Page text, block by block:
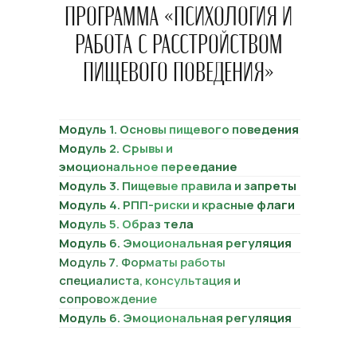
ПРОГРАММА «ПСИХОЛОГИЯ И
РАБОТА С РАССТРОЙСТВОМ
ПИЩЕВОГО ПОВЕДЕНИЯ»
Модуль 1. Основы пищевого поведения
Модуль 2. Срывы и
эмоциональное переедание
Модуль 3. Пищевые правила и запреты
Модуль 4. РПП-риски и красные флаги
Модуль 5. Образ тела
Модуль 6. Эмоциональная регуляция
Модуль 7. Форматы работы
специалиста, консультация и
сопровождение
Модуль 6. Эмоциональная регуляция